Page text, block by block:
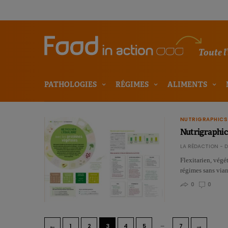
Toute
PATHOLOGIES RÉGIMES ALIMENTS
NUTRIGRAPHICS
LA RÉDACTION -
Flexitarien,
régimes sans
0
0
← 1 2 3 4 5 … 7 →